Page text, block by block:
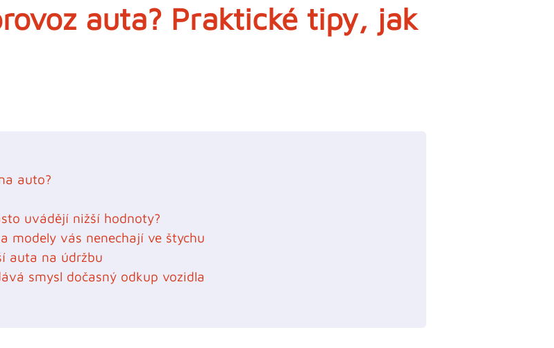
auta? Praktické tipy, jak
auto?
uvádějí nižší hodnoty?
modely vás nenechají ve štychu
auta na údržbu
smysl dočasný odkup vozidla